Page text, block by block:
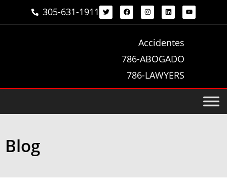
305-631-1911
Accidentes
786-ABOGADO
786-LAWYERS
Blog